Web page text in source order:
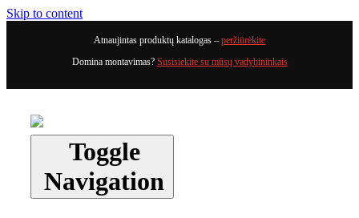
Skip to content
Atnaujintas produktų katalogas – peržiūrėkite
Domina montavimas? Susisiekite su mūsų vadybininkais
Toggle
Navigation